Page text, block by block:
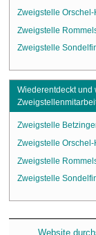
Zweigstelle Orschel-
Zweigstelle
Zweigstelle
Wiederentdeckt und
Zweigstelle
Zweigstelle Orschel-
Zweigstelle
Zweigstelle
Website